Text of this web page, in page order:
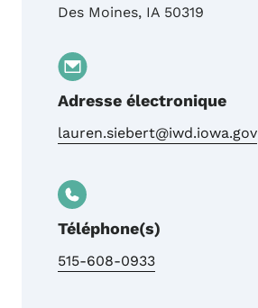
Des Moines, IA 50319
Adresse électronique
lauren.siebert@iwd.iowa.gov
Téléphone(s)
515-608-0933